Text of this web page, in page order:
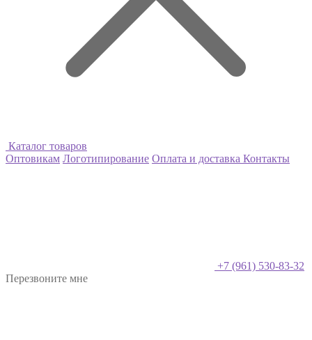
Каталог товаров
Оптовикам Логотипирование Оплата и доставка Контакты
+7 (961) 530-83-32
Перезвоните мне